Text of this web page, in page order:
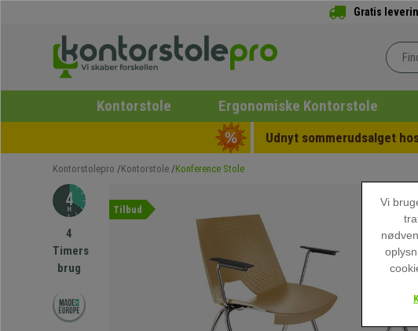
Gratis
Kontorstole Ergonomiske Kontorstole
Udnyt sommerudsalget
Kontorstolepro Kontorstole Konference Stole
4
Timers
brug
Tilbud
Vi